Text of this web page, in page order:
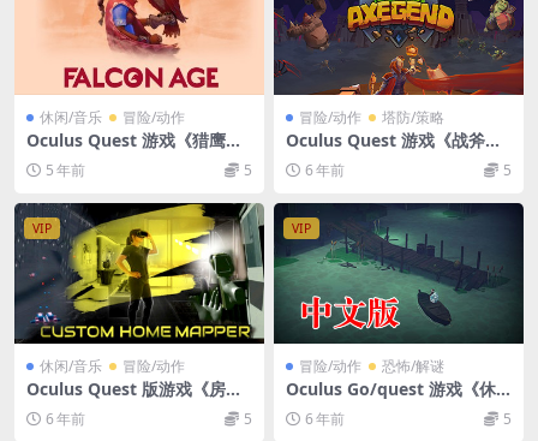
休闲/音乐 冒险/动作
Oculus Quest 游戏《猎鹰时
代VR》Falcon Age VR 游戏
下载5 年前 5
冒险/动作 塔防/策略
Oculus Quest 游戏《战斧传
说 VR》Axegend VR 游戏破
解版下载
6 年前 5
VIP
休闲/音乐 冒险/动作
Oculus Quest 版游戏《房间
编辑器》Custom Home Arc
ade Mapper VR游戏下载
6 年前 5
VIP
冒险/动作 恐怖/解谜
Oculus Go/quest 游戏《休
闲冒险故事VR》EQQO 中文
版VR游戏下载
6 年前 5